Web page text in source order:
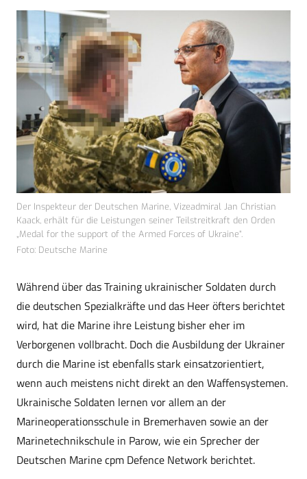
Der Inspekteur der Deutschen Marine, Vizeadmiral Jan Christian
Kaack, erhält für die Leistungen seiner Teilstreitkraft den Orden
„Medal for the support of the Armed Forces of Ukraine“.
Foto: Deutsche Marine
Während über das Training ukrainischer Soldaten durch
die deutschen Spezialkräfte und das Heer öfters berichtet
wird, hat die Marine ihre Leistung bisher eher im
Verborgenen vollbracht. Doch die Ausbildung der Ukrainer
durch die Marine ist ebenfalls stark einsatzorientiert,
wenn auch meistens nicht direkt an den Waffensystemen.
Ukrainische Soldaten lernen vor allem an der
Marineoperationsschule in Bremerhaven sowie an der
Marinetechnikschule in Parow, wie ein Sprecher der
Deutschen Marine cpm Defence Network berichtet.